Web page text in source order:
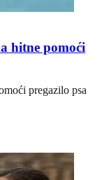
hitne pomoći
pregazilo psa